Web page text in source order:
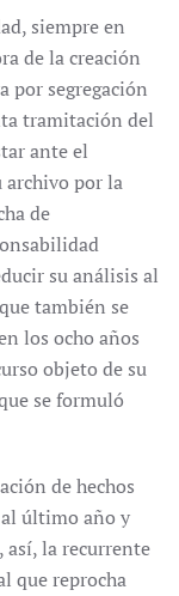
siempre en
de la creación
por segregación
tramitación del
ante el
archivo por la
de
su análisis al
también se
los ocho años
objeto de su
se formuló
de hechos
último año y
así, la recurrente
que reprocha